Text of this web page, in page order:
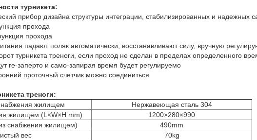
турникета:
прибор дизайна структуры интеграции, стабилизированных и надежных
прохода
прохода
падают поляк автоматически, восстанавливают силу, вручную
турникета треноги, если проход не сделан в пределах определенного
re-заперто и само-запирая время будет регулируемо
проточный счетчик можно соединиться
треноги:
жилищем
Нержавеющая сталь 304
жилищем (L×W×H mm)
1200×280×990
снабжения жилищем)
490mm
вес
70kg